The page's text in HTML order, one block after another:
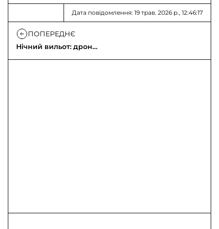
Дата повідомлення: 19 трав. 2026 р., 12:46:17
ПОПЕРЕДНЄ
Нічний вильот: дрони
Vampire знищили 6